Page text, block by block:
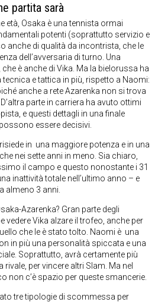
partita sarà
età, Osaka è una tennista ormai
potenti (soprattutto servizio e
anche di qualità da incontrista, che le
dell’avversaria di turno. Una
è anche di Vika. Ma la bielorussa ha
e tattica in più, rispetto a Naomi:
anche a rete Azarenka non si trova
parte in carriera ha avuto ottimi
e questi dettagli in una finale
essere decisivi.
in una maggiore potenza e in una
nei sette anni in meno. Sia chiaro,
il campo e questo nonostante i 31
inattività totale nell’ultimo anno – e
almeno 3 anni.
Azarenka? Gran parte degli
vedere Vika alzare il trofeo, anche per
che le è stato tolto. Naomi è una
in più una personalità spiccata e una
Soprattutto, avrà certamente più
per vincere altri Slam. Ma nel
non c’è spazio per queste smancerie.
tre tipologie di scommessa per